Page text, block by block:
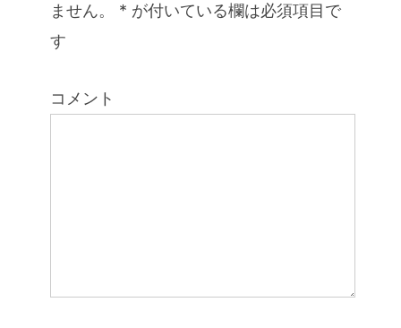
ません。
* が付いている欄は必須項目で
す
コメント